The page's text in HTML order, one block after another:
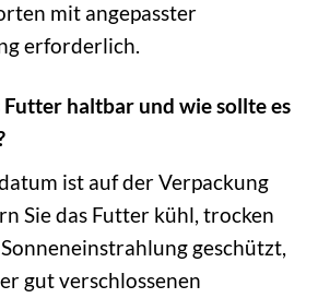
mit angepasster
erforderlich.
Futter haltbar und wie sollte es
ist auf der Verpackung
Sie das Futter kühl, trocken
geschützt,
gut verschlossenen